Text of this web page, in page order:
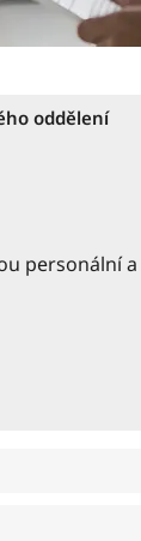
oddělení
personální